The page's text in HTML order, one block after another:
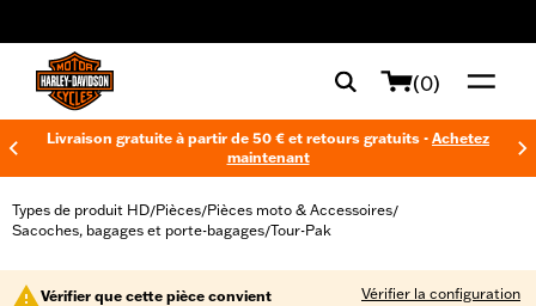
(0)
Livraison gratuite à partir de 50 € et retours gratuits - Achetez
maintenant
Types de produit HD/Pièces/Pièces moto & Accessoires/
Sacoches, bagages et porte-bagages/Tour-Pak
Vérifier que cette pièce convient Vérifier la configuration